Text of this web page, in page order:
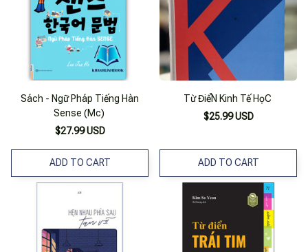
Sách - Ngữ Pháp Tiếng Hàn
Sense (Mc)
$27.99 USD
ADD TO CART
Từ ĐiểN Kinh Tế HọC
$25.99 USD
ADD TO CART